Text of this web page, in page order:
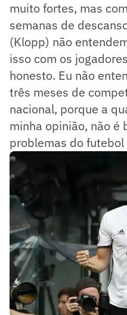
muito fortes, mas
semanas de
(Klopp) não
isso com os
honesto. Eu não
três meses de
nacional, porque a
minha opinião, não é
problemas do